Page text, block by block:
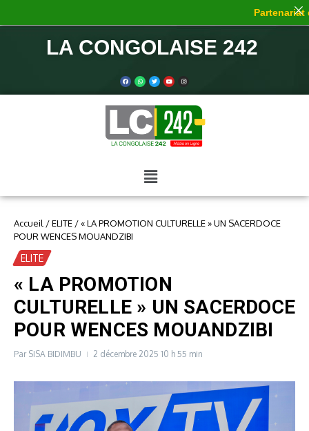
LA CONGOLAISE 242
Accueil /ELITE /« LA PROMOTION CULTURELLE » UN SACERDOCE
POUR WENCES MOUANDZIBI
ELITE
« LA PROMOTION
CULTURELLE » UN SACERDOCE
POUR WENCES MOUANDZIBI
Par SISA BIDIMBU 2 décembre 2025 10 h 55 min
Partenariat